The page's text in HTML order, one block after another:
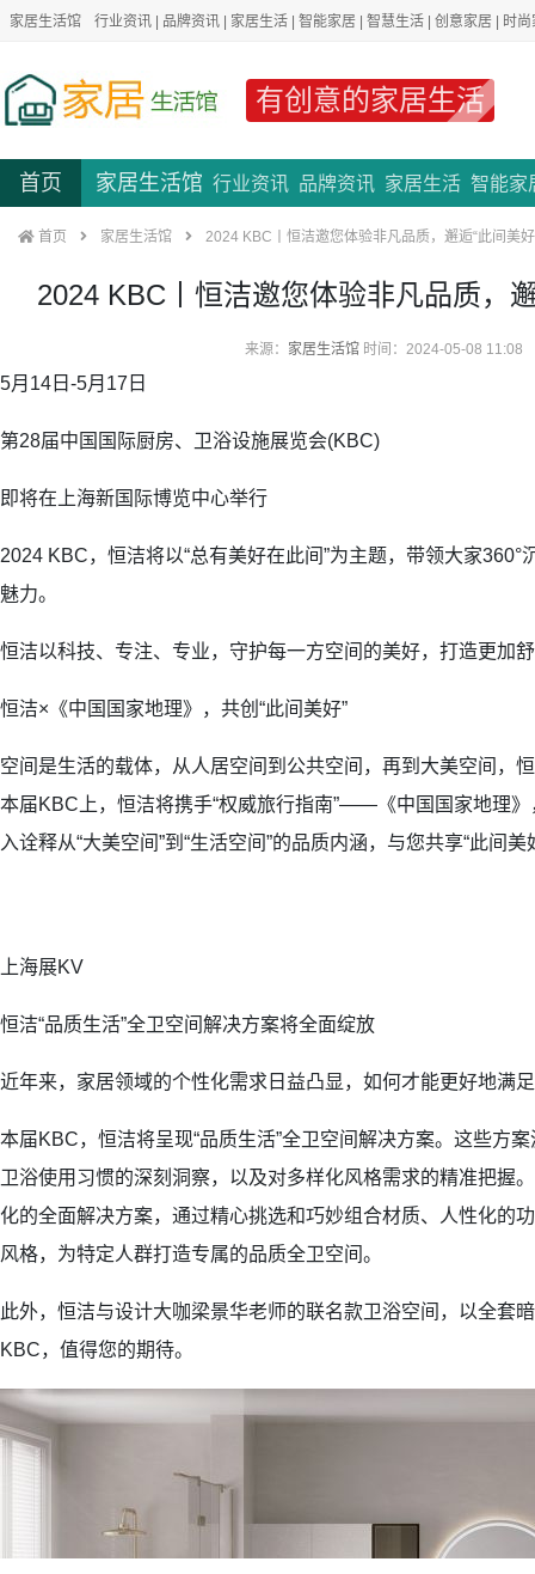
家居生活馆 行业资讯 | 品牌资讯 | 家居生活 | 智能家居 | 智慧生活 | 创意家居 | 时
有创意的家居生活
首页 家居生活馆 行业资讯 品牌资讯 家居生活 智能家
首页 家居生活馆 2024 KBC丨恒洁邀您体验非凡品质，邂逅“此间美好
2024 KBC丨恒洁邀您体验非凡品质，
来源： 家居生活馆时间：2024-05-08 11:08
5月14日-5月17日
第28届中国国际厨房、卫浴设施展览会(KBC)
即将在上海新国际博览中心举行
2024 KBC，恒洁将以“总有美好在此间”为主题，带领大家360°
魅力。
恒洁以科技、专注、专业，守护每一方空间的美好，打造更加
恒洁×《中国国家地理》，共创“此间美好”
空间是生活的载体，从人居空间到公共空间，再到大美空间，
本届KBC上，恒洁将携手“权威旅行指南”——《中国国家地理
入诠释从“大美空间”到“生活空间”的品质内涵，与您共享“此间美
上海展KV
恒洁“品质生活”全卫空间解决方案将全面绽放
近年来，家居领域的个性化需求日益凸显，如何才能更好地满
本届KBC，恒洁将呈现“品质生活”全卫空间解决方案。这些方
卫浴使用习惯的深刻洞察，以及对多样化风格需求的精准把握
化的全面解决方案，通过精心挑选和巧妙组合材质、人性化的
风格，为特定人群打造专属的品质全卫空间。
此外，恒洁与设计大咖梁景华老师的联名款卫浴空间，以全套
KBC，值得您的期待。